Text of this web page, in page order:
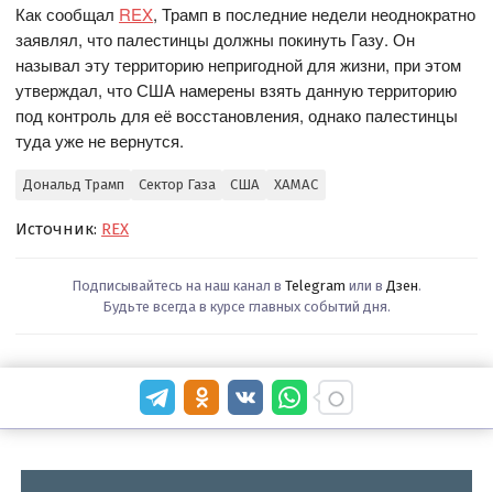
Как сообщал REX, Трамп в последние недели неоднократно
заявлял, что палестинцы должны покинуть Газу. Он
называл эту территорию непригодной для жизни, при этом
утверждал, что США намерены взять данную территорию
под контроль для её восстановления, однако палестинцы
туда уже не вернутся.
Дональд Трамп Сектор Газа США ХАМАС
Источник: REX
Подписывайтесь на наш канал в Telegram или в Дзен.
Будьте всегда в курсе главных событий дня.